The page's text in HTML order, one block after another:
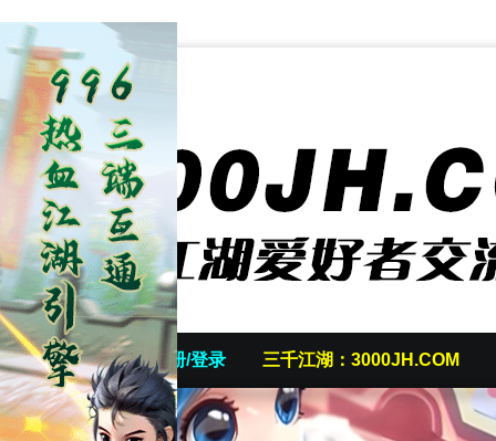
首页 发帖/注册/登录 三千江湖：3000JH.COM